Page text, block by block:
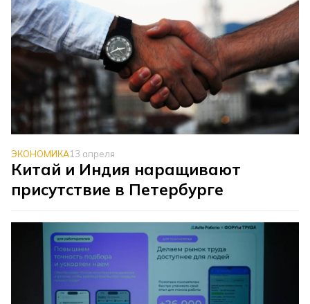
ЭКОНОМИКА13 апреля
Китай и Индия наращивают
присутствие в Петербурге